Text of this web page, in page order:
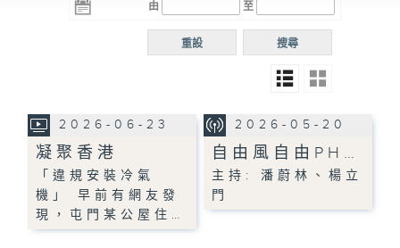
電台 電台
R5
電台
普通
由 至
搜尋
重設
2026-06-23
凝聚香港
「違規安裝冷氣
機」 早前有網友發
現，屯門某公屋住…
2026-05-20
自由風自由PH…
主持: 潘蔚林、楊立
門